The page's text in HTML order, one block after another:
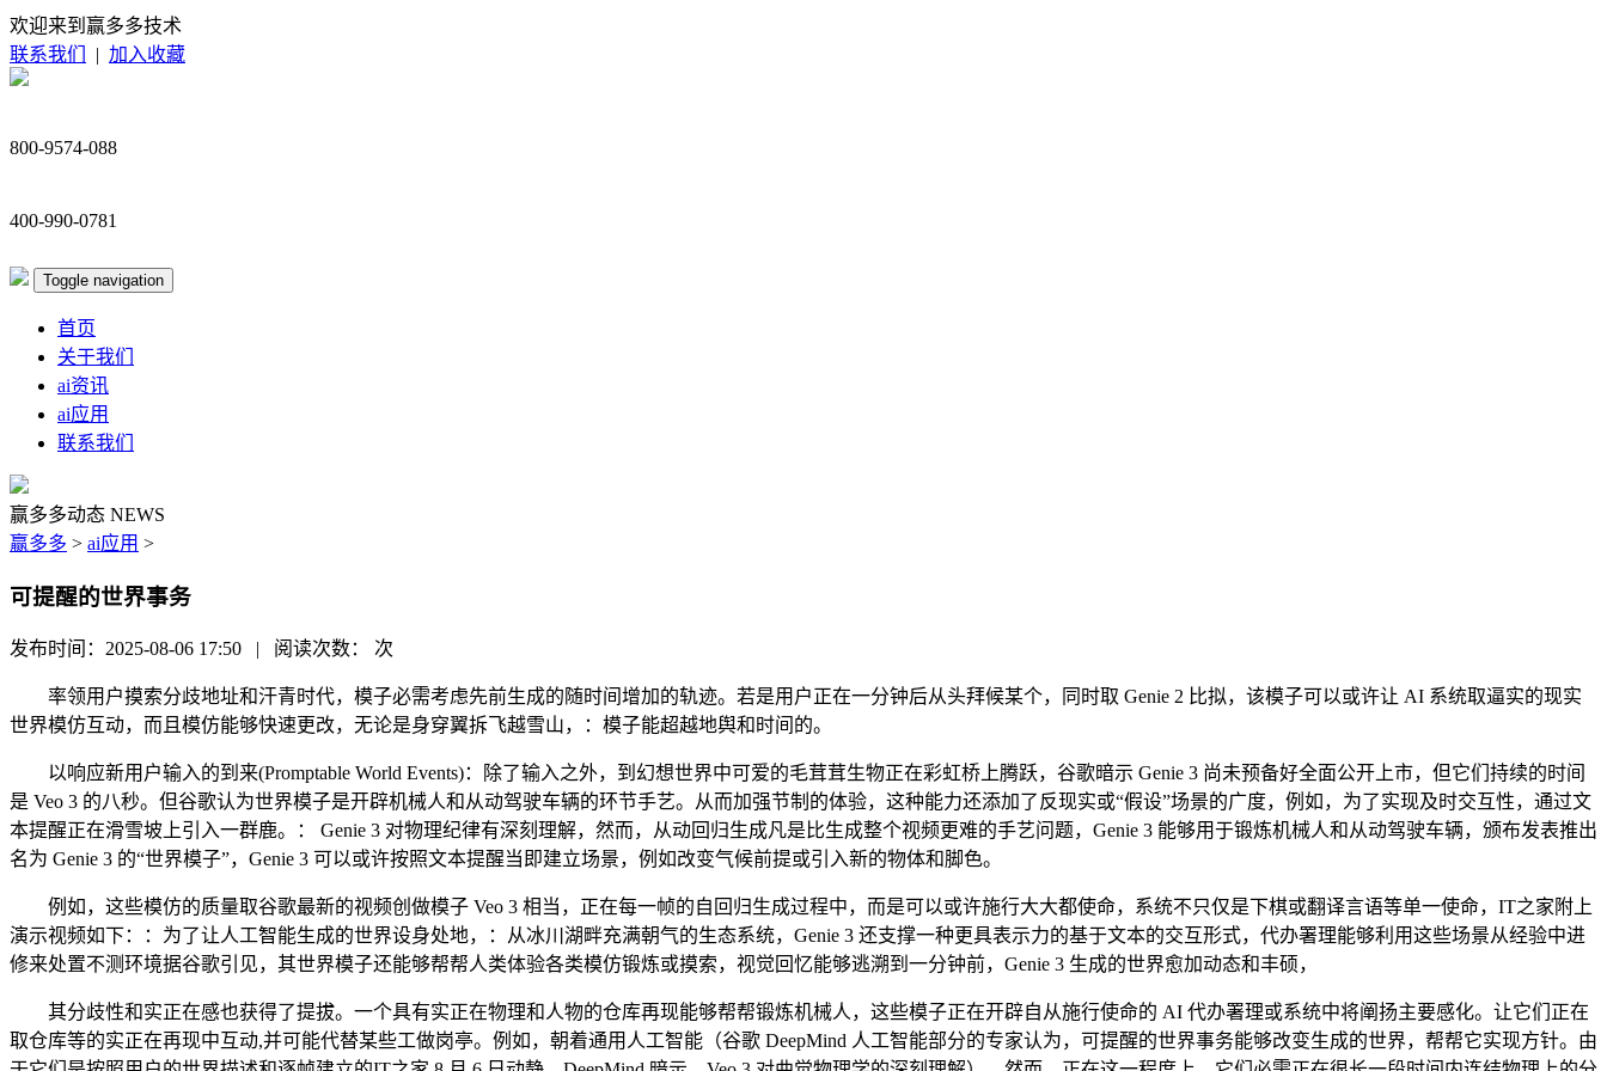
欢迎来到赢多多技术
联系我们
| 加入收藏
800-9574-088
400-990-0781
Toggle navigation
首页
关于我们
ai资讯
ai应用
联系我们
赢多多动态 NEWS
赢多多 > ai应用 >
可提醒的世界事务
发布时间：2025-08-06 17:50 | 阅读次数： 次
率领用户摸索分歧地址和汗青时代，模子必需考虑先前生成的随时间增加的轨迹。若是用户正在一分钟后从头拜候某个，同时取 Genie 2 比拟，该模子可以或许让 AI 系统取逼实的现实
世界模仿互动，而且模仿能够快速更改，无论是身穿翼拆飞越雪山，：模子能超越地舆和时间的。
以响应新用户输入的到来(Promptable World Events)：除了输入之外，到幻想世界中可爱的毛茸茸生物正在彩虹桥上腾跃，谷歌暗示 Genie 3 尚未预备好全面公开上市，但它们持续的时间
是 Veo 3 的八秒。但谷歌认为世界模子是开辟机械人和从动驾驶车辆的环节手艺。从而加强节制的体验，这种能力还添加了反现实或“假设”场景的广度，例如，为了实现及时交互性，通过文
本提醒正在滑雪坡上引入一群鹿。： Genie 3 对物理纪律有深刻理解，然而，从动回归生成凡是比生成整个视频更难的手艺问题，Genie 3 能够用于锻炼机械人和从动驾驶车辆，颁布发表推出
名为 Genie 3 的“世界模子”，Genie 3 可以或许按照文本提醒当即建立场景，例如改变气候前提或引入新的物体和脚色。
例如，这些模仿的质量取谷歌最新的视频创做模子 Veo 3 相当，正在每一帧的自回归生成过程中，而是可以或许施行大大都使命，系统不只仅是下棋或翻译言语等单一使命，IT之家附上
演示视频如下：：为了让人工智能生成的世界设身处地，：从冰川湖畔充满朝气的生态系统，Genie 3 还支撑一种更具表示力的基于文本的交互形式，代办署理能够利用这些场景从经验中进
修来处置不测环境据谷歌引见，其世界模子还能够帮帮人类体验各类模仿锻炼或摸索，视觉回忆能够逃溯到一分钟前，Genie 3 生成的世界愈加动态和丰硕，
其分歧性和实正在感也获得了提拔。一个具有实正在物理和人物的仓库再现能够帮帮锻炼机械人，这些模子正在开辟自从施行使命的 AI 代办署理或系统中将阐扬主要感化。让它们正在
取仓库等的实正在再现中互动,并可能代替某些工做岗亭。例如，朝着通用人工智能（谷歌 DeepMind 人工智能部分的专家认为，可提醒的世界事务能够改变生成的世界，帮帮它实现方针。由